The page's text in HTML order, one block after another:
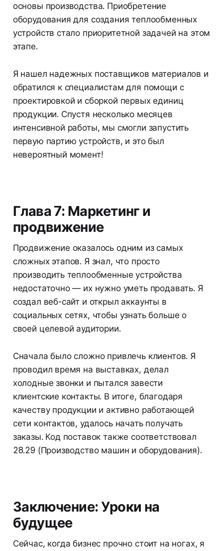
основы производства. Приобретение
оборудования для создания теплообменных
устройств стало приоритетной задачей на этом
этапе.
Я нашел надежных поставщиков материалов и
обратился к специалистам для помощи с
проектировкой и сборкой первых единиц
продукции. Спустя несколько месяцев
интенсивной работы, мы смогли запустить
первую партию устройств, и это был
невероятный момент!
Глава 7: Маркетинг и
продвижение
Продвижение оказалось одним из самых
сложных этапов. Я знал, что просто
производить теплообменные устройства
недостаточно — их нужно уметь продавать. Я
создал веб-сайт и открыл аккаунты в
социальных сетях, чтобы узнать больше о
своей целевой аудитории.
Сначала было сложно привлечь клиентов. Я
проводил время на выставках, делал
холодные звонки и пытался завести
клиентские контакты. В итоге, благодаря
качеству продукции и активно работающей
сети контактов, удалось начать получать
заказы. Код поставок также соответствовал
28.29 (Производство машин и оборудования).
Заключение: Уроки на
будущее
Сейчас, когда бизнес прочно стоит на ногах, я